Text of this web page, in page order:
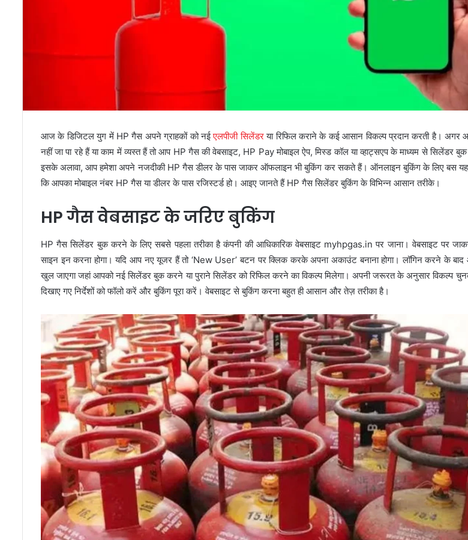
आज के डिजिटल युग में HP गैस अपने ग्राहकों को नईएलपीजी सिलेंडरया रिफिल कराने के कई आसान विकल्प प्रदान करती है। अगर
नहीं जा पा रहे हैं या काम में व्यस्त हैं तो आप HP गैस की वेबसाइट, HP Pay मोबाइल ऐप, मिस्ड कॉल या व्हाट्सएप के माध्यम से सिलेंडर
इसके अलावा, आप हमेशा अपने नजदीकी HP गैस डीलर के पास जाकर ऑफलाइन भी बुकिंग कर सकते हैं। ऑनलाइन बुकिंग के लिए बस यह
कि आपका मोबाइल नंबर HP गैस या डीलर के पास रजिस्टर्ड हो। आइए जानते हैं HP गैस सिलेंडर बुकिंग के विभिन्न आसान तरीके।
HP गैस वेबसाइट के जरिए बुकिंग
HP गैस सिलेंडर बुक करने के लिए सबसे पहला तरीका है कंपनी की आधिकारिक वेबसाइट myhpgas.in पर जाना। वेबसाइट पर
साइन इन करना होगा। यदि आप नए यूजर हैं तो ‘New User’ बटन पर क्लिक करके अपना अकाउंट बनाना होगा। लॉगिन करने के बाद
खुल जाएगा जहां आपको नई सिलेंडर बुक करने या पुराने सिलेंडर को रिफिल करने का विकल्प मिलेगा। अपनी जरूरत के अनुसार विकल्प
दिखाए गए निर्देशों को फॉलो करें और बुकिंग पूरा करें। वेबसाइट से बुकिंग करना बहुत ही आसान और तेज़ तरीका है।